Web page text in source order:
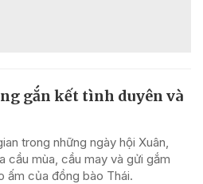
gắn kết tình duyên và
trong những ngày hội Xuân,
cầu mùa, cầu may và gửi gắm
ấm của đồng bào Thái.